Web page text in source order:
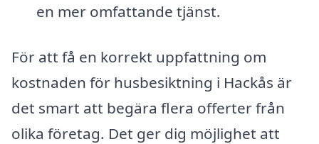
en mer omfattande tjänst.
För att få en korrekt uppfattning om
kostnaden för husbesiktning i Hackås är
det smart att begära flera offerter från
olika företag. Det ger dig möjlighet att